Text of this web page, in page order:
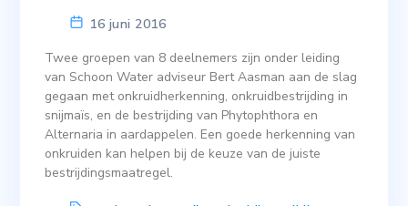
16 juni 2016
Twee groepen van 8 deelnemers zijn onder leiding
van Schoon Water adviseur Bert Aasman aan de slag
gegaan met onkruidherkenning, onkruidbestrijding in
snijmaïs, en de bestrijding van Phytophthora en
Alternaria in aardappelen. Een goede herkenning van
onkruiden kan helpen bij de keuze van de juiste
bestrijdingsmaatregel.